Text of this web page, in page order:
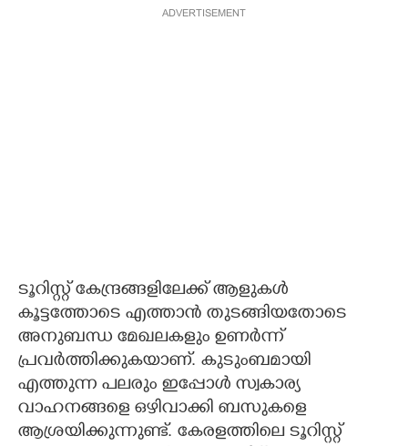
ADVERTISEMENT
ടൂറിസ്റ്റ് കേന്ദ്രങ്ങളിലേക്ക് ആളുകള്‍
കൂട്ടത്തോടെ എത്താന്‍ തുടങ്ങിയതോടെ
അനുബന്ധ മേഖലകളും ഉണര്‍ന്ന്
പ്രവര്‍ത്തിക്കുകയാണ്. കുടുംബമായി
എത്തുന്ന പലരും ഇപ്പോള്‍ സ്വകാര്യ
വാഹനങ്ങളെ ഒഴിവാക്കി ബസുകളെ
ആശ്രയിക്കുന്നുണ്ട്. കേരളത്തിലെ ടൂറിസ്റ്റ്